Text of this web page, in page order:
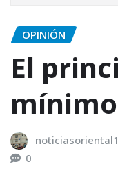
OPINIÓN
El
0